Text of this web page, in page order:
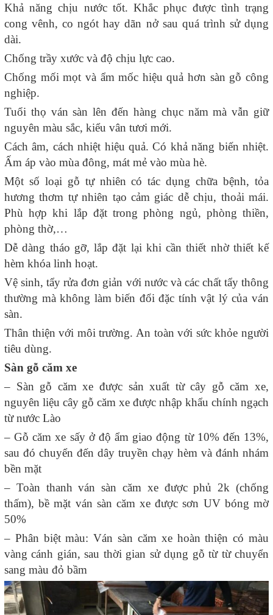
Khả năng chịu nước tốt. Khắc phục được tình trạng
cong vênh, co ngót hay dãn nở sau quá trình sử dụng
dài.
Chống trầy xước và độ chịu lực cao.
Chống mối mọt và ẩm mốc hiệu quả hơn sàn gỗ công
nghiệp.
Tuổi thọ ván sàn lên đến hàng chục năm mà vẫn giữ
nguyên màu sắc, kiểu vân tươi mới.
Cách âm, cách nhiệt hiệu quả. Có khả năng biến nhiệt.
Ấm áp vào mùa đông, mát mẻ vào mùa hè.
Một số loại gỗ tự nhiên có tác dụng chữa bệnh, tỏa
hương thơm tự nhiên tạo cảm giác dễ chịu, thoải mái.
Phù hợp khi lắp đặt trong phòng ngủ, phòng thiền,
phòng thờ,…
Dễ dàng tháo gỡ, lắp đặt lại khi cần thiết nhờ thiết kế
hèm khóa linh hoạt.
Vệ sinh, tẩy rửa đơn giản với nước và các chất tẩy thông
thường mà không làm biến đổi đặc tính vật lý của ván
sàn.
Thân thiện với môi trường. An toàn với sức khỏe người
tiêu dùng.
Sàn gỗ căm xe
– Sàn gỗ căm xe được sản xuất từ cây gỗ căm xe,
nguyên liệu cây gỗ căm xe được nhập khẩu chính ngạch
từ nước Lào
– Gỗ căm xe sấy ở độ ẩm giao động từ 10% đến 13%,
sau đó chuyển đến dây truyền chạy hèm và đánh nhám
bền mặt
– Toàn thanh ván sàn căm xe được phủ 2k (chống
thấm), bề mặt ván sàn căm xe được sơn UV bóng mờ
50%
– Phân biệt màu: Ván sàn căm xe hoàn thiện có màu
vàng cánh gián, sau thời gian sử dụng gỗ từ từ chuyển
sang màu đỏ bầm